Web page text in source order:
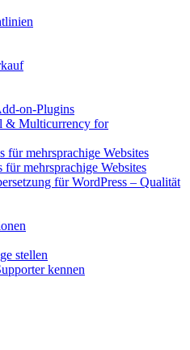
on-Plugins
& Multicurrency for
für mehrsprachige Websites
mehrsprachige Websites
für WordPress – Qualität
stellen
kennen